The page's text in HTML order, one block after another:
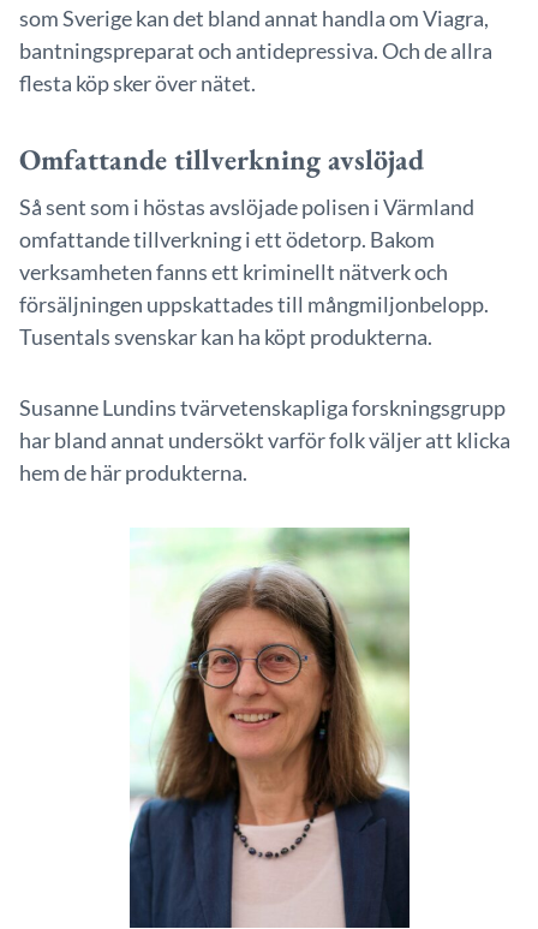
som Sverige kan det bland annat handla om Viagra,
bantningspreparat och antidepressiva. Och de allra
flesta köp sker över nätet.
Omfattande tillverkning avslöjad
Så sent som i höstas avslöjade polisen i Värmland
omfattande tillverkning i ett ödetorp. Bakom
verksamheten fanns ett kriminellt nätverk och
försäljningen uppskattades till mångmiljonbelopp.
Tusentals svenskar kan ha köpt produkterna.
Susanne Lundins tvärvetenskapliga forskningsgrupp
har bland annat undersökt varför folk väljer att klicka
hem de här produkterna.